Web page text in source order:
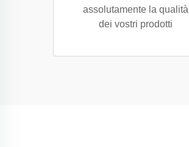
assolutamente la qualità
dei vostri prodotti